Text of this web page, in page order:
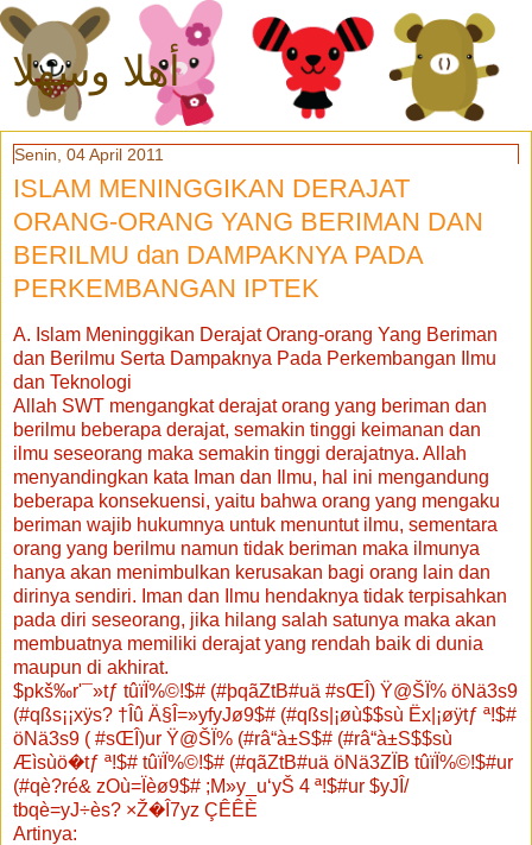
أهلا وسهلا
Senin, 04 April 2011
ISLAM MENINGGIKAN DERAJAT
ORANG-ORANG YANG BERIMAN DAN
BERILMU dan DAMPAKNYA PADA
PERKEMBANGAN IPTEK
A. Islam Meninggikan Derajat Orang-orang Yang Beriman
dan Berilmu Serta Dampaknya Pada Perkembangan Ilmu
dan Teknologi
Allah SWT mengangkat derajat orang yang beriman dan
berilmu beberapa derajat, semakin tinggi keimanan dan
ilmu seseorang maka semakin tinggi derajatnya. Allah
menyandingkan kata Iman dan Ilmu, hal ini mengandung
beberapa konsekuensi, yaitu bahwa orang yang mengaku
beriman wajib hukumnya untuk menuntut ilmu, sementara
orang yang berilmu namun tidak beriman maka ilmunya
hanya akan menimbulkan kerusakan bagi orang lain dan
dirinya sendiri. Iman dan Ilmu hendaknya tidak terpisahkan
pada diri seseorang, jika hilang salah satunya maka akan
membuatnya memiliki derajat yang rendah baik di dunia
maupun di akhirat.
$pkš‰r'¯»tƒ tûïÏ%©!$# (#þqãZtB#uä #sŒÎ) Ÿ@ŠÏ% öNä3s9
(#qßs¡¡xÿs? †Îû Ä§Î=»yfyJø9$# (#qßs|¡øù$$sù Ëx|¡øÿtƒ ª!$#
öNä3s9 ( #sŒÎ)ur Ÿ@ŠÏ% (#râ“à±S$# (#râ“à±S$$sù
Æìsùö�tƒ ª!$# tûïÏ%©!$# (#qãZtB#uä öNä3ZÏB tûïÏ%©!$#ur
(#qè?ré& zOù=Ïèø9$# ;M»y_u‘yŠ 4 ª!$#ur $yJÎ/
tbqè=yJ÷ès? ×Ž�Î7yz ÇÊÊÈ
Artinya: